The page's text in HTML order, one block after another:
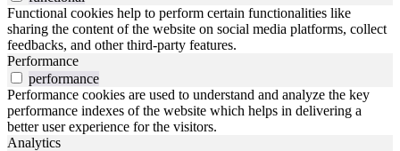
Functional cookies help to perform certain functionalities like
sharing the content of the website on social media platforms, collect
feedbacks, and other third-party features.
Performance
performance
Performance cookies are used to understand and analyze the key
performance indexes of the website which helps in delivering a
better user experience for the visitors.
Analytics